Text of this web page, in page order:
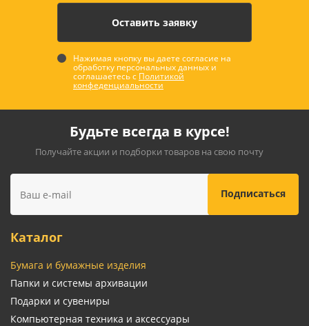
Нажимая кнопку вы даете согласие на
обработку персональных данных и
соглашаетесь с Политикой
конфеденциальности
Будьте всегда в курсе!
Получайте акции и подборки товаров на свою почту
Каталог
Бумага и бумажные изделия
Папки и системы архивации
Подарки и сувениры
Компьютерная техника и аксессуары